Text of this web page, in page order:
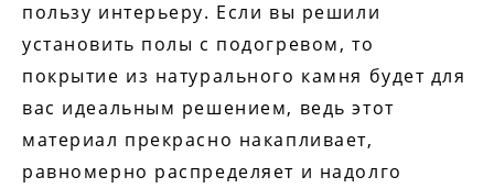
пользу интерьеру. Если вы решили
установить полы с подогревом, то
покрытие из натурального камня будет для
вас идеальным решением, ведь этот
материал прекрасно накапливает,
равномерно распределяет и надолго